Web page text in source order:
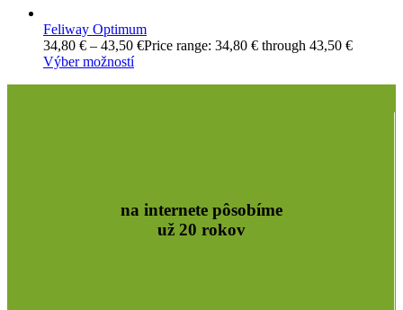
Feliway Optimum
34,80 € – 43,50 €Price range: 34,80 € through 43,50 €
Výber možností
na internete pôsobíme
už 20 rokov